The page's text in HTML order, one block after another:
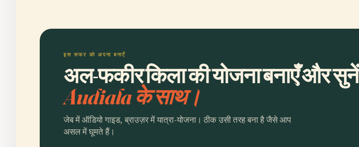
इस सफर को अपना बनाएँ
अल-फकीर किला की योजना बनाएँ और सुनें
Audiala के साथ।
जेब में ऑडियो गाइड, ब्राउज़र में यात्रा-योजना। ठीक उसी तरह बना है जैसे आप
असल में घूमते हैं।